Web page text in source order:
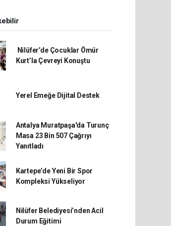
Nilüfer’de Çocuklar Ömür
Kurt’la Çevreyi Konuştu
Yerel Emeğe Dijital Destek
Antalya Muratpaşa'da Turunç
Masa 23 Bin 507 Çağrıyı
Yanıtladı
Kartepe’de Yeni Bir Spor
Kompleksi Yükseliyor
Nilüfer Belediyesi’nden Acil
Durum Eğitimi